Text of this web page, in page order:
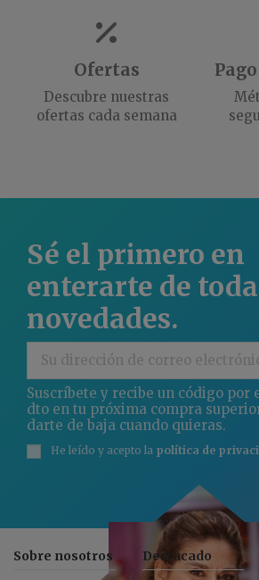
Ofertas
Descubre nuestras
ofertas cada semana
Sé el primero en
enterarte de
novedades.
Suscríbete y recibe un código por
dto en tu próxima compra
darte de baja cuando quieras.
He leído y acepto la política de
Sobre nosotros Destacado